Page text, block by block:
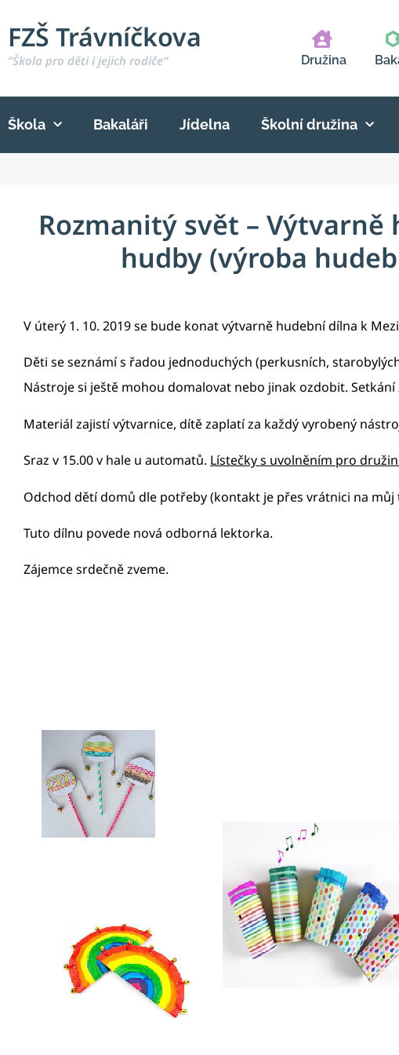
FZŠ Trávníčkova
“Škola pro děti i jejich rodiče“ Družina
Škola Bakaláři Jídelna Školní družina
Rozmanitý svět –
hudby (výroba
V úterý 1. 10. 2019 se bude konat výtvarně hudební dílna k
Děti se seznámí s řadou jednoduchých (perkusních,
Nástroje si ještě mohou domalovat nebo jinak ozdobit.
Materiál zajistí výtvarnice, dítě zaplatí za každý vyrobený
Sraz v 15.00 v hale u automatů. Lístečky s uvolněním pro
Odchod dětí domů dle potřeby (kontakt je přes vrátnici na můj
Tuto dílnu povede nová odborná lektorka.
Zájemce srdečně zveme.